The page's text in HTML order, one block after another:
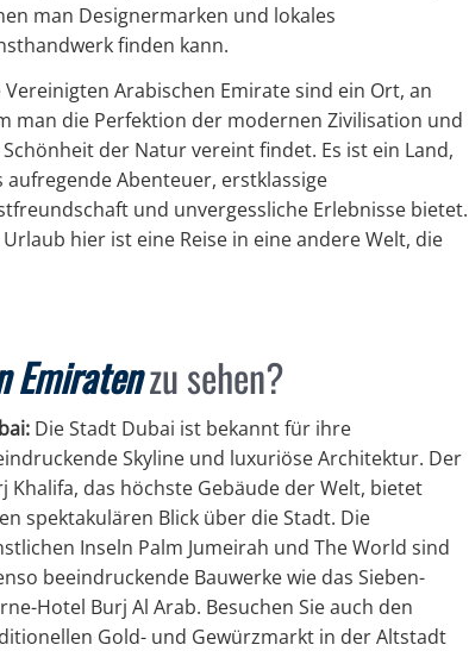
man Designermarken und lokales
finden kann.
Vereinigten Arabischen Emirate sind ein Ort, an
man die Perfektion der modernen Zivilisation und
Schönheit der Natur vereint findet. Es ist ein Land,
aufregende Abenteuer, erstklassige
und unvergessliche Erlebnisse bietet.
Urlaub hier ist eine Reise in eine andere Welt, die
Emiratenzu sehen?
Die Stadt Dubai ist bekannt für ihre
Skyline und luxuriöse Architektur. Der
Khalifa, das höchste Gebäude der Welt, bietet
spektakulären Blick über die Stadt. Die
Inseln Palm Jumeirah und The World sind
beeindruckende Bauwerke wie das Sieben-
Hotel Burj Al Arab. Besuchen Sie auch den
Gold- und Gewürzmarkt in der Altstadt